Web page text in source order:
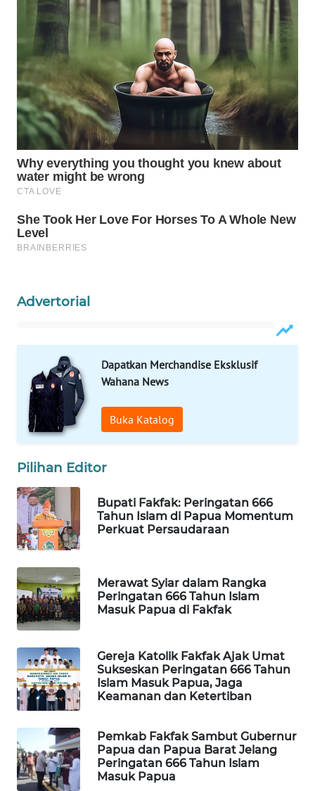
Advertorial
Dapatkan Merchandise Eksklusif
Wahana News
Buka Katalog
Pilihan Editor
Bupati Fakfak: Peringatan 666
Tahun Islam di Papua Momentum
Perkuat Persaudaraan
Merawat Syiar dalam Rangka
Peringatan 666 Tahun Islam
Masuk Papua di Fakfak
Gereja Katolik Fakfak Ajak Umat
Sukseskan Peringatan 666 Tahun
Islam Masuk Papua, Jaga
Keamanan dan Ketertiban
Pemkab Fakfak Sambut Gubernur
Papua dan Papua Barat Jelang
Peringatan 666 Tahun Islam
Masuk Papua
WAHANA
PERSONA
WAHANA
OTOMOTIF
WAHANA
HEALTH
WAHANA
WISATA
LAPAK
Wahana
KONSUMEN
LISTRIK
MASYARAKAT
KELISTRIKAN
WALINKI
ID
MAWAKA
ID
NET
PLN
WATCH
MKLI
LPKKI
KOPEKLIN